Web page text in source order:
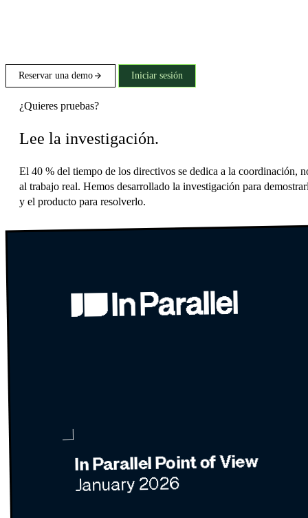
Reservar una demo Iniciar sesión
¿Quieres pruebas?
Lee la investigación.
El 40 % del tiempo de los directivos se dedica a la coordinación,
al trabajo real. Hemos desarrollado la investigación para
y el producto para resolverlo.